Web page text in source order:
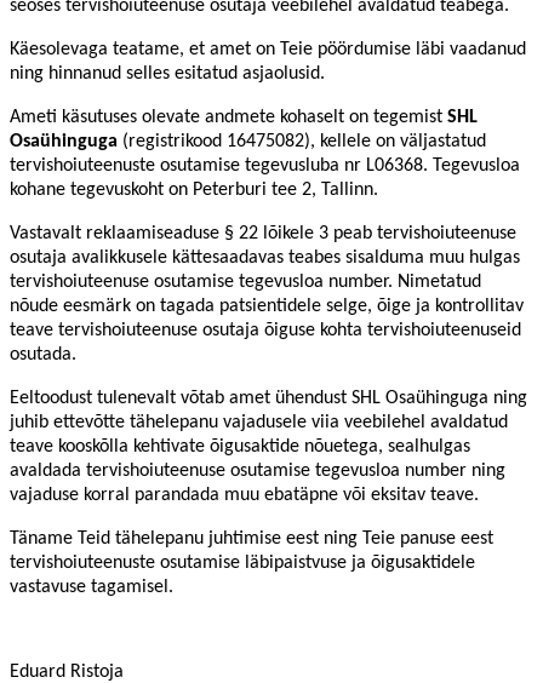
seoses tervishoiuteenuse osutaja veebilehel avaldatud teabega.
Käesolevaga teatame, et amet on Teie pöördumise läbi vaadanud
ning hinnanud selles esitatud asjaolusid.
Ameti käsutuses olevate andmete kohaselt on tegemist SHL
Osaühinguga (registrikood 16475082), kellele on väljastatud
tervishoiuteenuste osutamise tegevusluba nr L06368. Tegevusloa
kohane tegevuskoht on Peterburi tee 2, Tallinn.
Vastavalt reklaamiseaduse § 22 lõikele 3 peab tervishoiuteenuse
osutaja avalikkusele kättesaadavas teabes sisalduma muu hulgas
tervishoiuteenuse osutamise tegevusloa number. Nimetatud
nõude eesmärk on tagada patsientidele selge, õige ja kontrollitav
teave tervishoiuteenuse osutaja õiguse kohta tervishoiuteenuseid
osutada.
Eeltoodust tulenevalt võtab amet ühendust SHL Osaühinguga ning
juhib ettevõtte tähelepanu vajadusele viia veebilehel avaldatud
teave kooskõlla kehtivate õigusaktide nõuetega, sealhulgas
avaldada tervishoiuteenuse osutamise tegevusloa number ning
vajaduse korral parandada muu ebatäpne või eksitav teave.
Täname Teid tähelepanu juhtimise eest ning Teie panuse eest
tervishoiuteenuste osutamise läbipaistvuse ja õigusaktidele
vastavuse tagamisel.
Eduard Ristoja